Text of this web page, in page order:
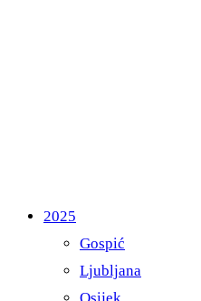
2025
Gospić
Ljubljana